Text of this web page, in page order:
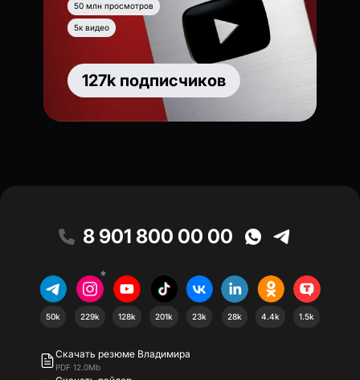
50 млн просмотров
5к видео
127k подписчиков
8 901 800 00 00
50k
*
229k 128k 201k 23k 28k 4.4k 1.5k
Скачать резюме Владимира
PDF 12.0Mb